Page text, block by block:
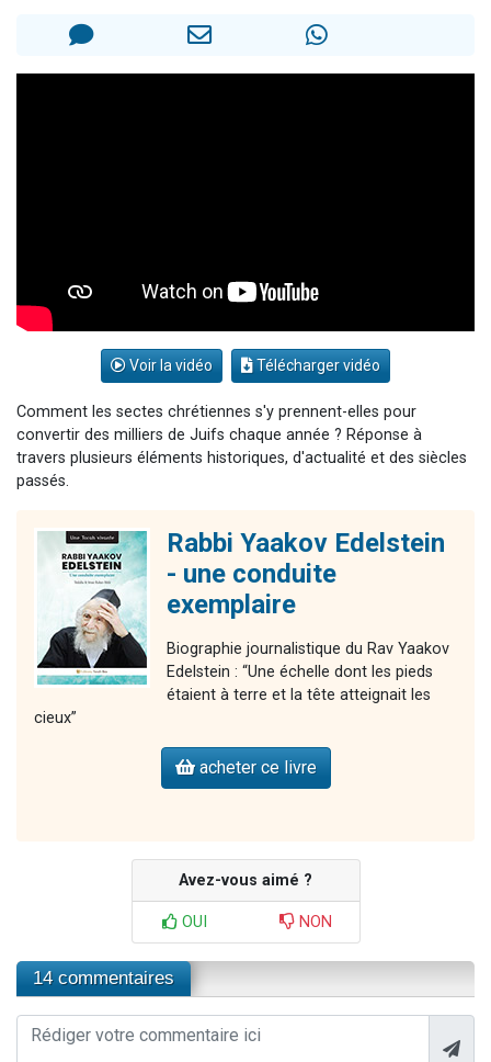
Voir la vidéo Télécharger vidéo
Comment les sectes chrétiennes s'y prennent-elles pour
convertir des milliers de Juifs chaque année ? Réponse à
travers plusieurs éléments historiques, d'actualité et des siècles
passés.
Rabbi Yaakov Edelstein
- une conduite
exemplaire
Biographie journalistique du Rav Yaakov
Edelstein : “Une échelle dont les pieds
étaient à terre et la tête atteignait les
cieux”
acheter ce livre
Avez-vous aimé ?
OUI NON
14 commentaires